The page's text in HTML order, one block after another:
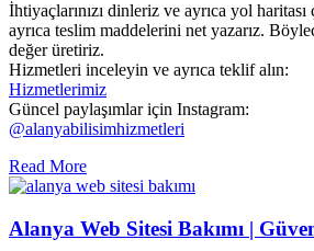
İhtiyaçlarınızı dinleriz ve ayrıca yol haritası
ayrıca teslim maddelerini net yazarız.
değer üretiriz.
Hizmetleri inceleyin ve ayrıca teklif alın:
Hizmetlerimiz
Güncel paylaşımlar için Instagram:
@alanyabilisimhizmetleri
Read More
Alanya Web Sitesi Bakımı |